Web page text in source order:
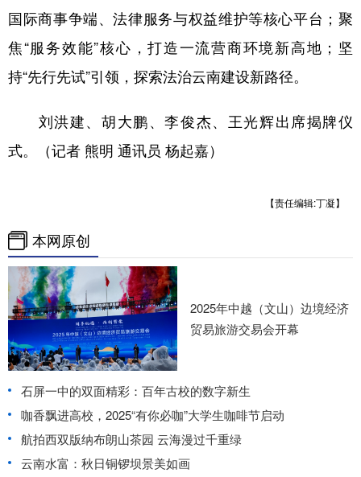
国际商事争端、法律服务与权益维护等核心平台；聚
焦“服务效能”核心，打造一流营商环境新高地；坚
持“先行先试”引领，探索法治云南建设新路径。
刘洪建、胡大鹏、李俊杰、王光辉出席揭牌仪
式。（记者 熊明 通讯员 杨起嘉）
【责任编辑:丁凝】
本网原创
2025年中越（文山）边境经济
贸易旅游交易会开幕
石屏一中的双面精彩：百年古校的数字新生
咖香飘进高校，2025“有你必咖”大学生咖啡节启动
航拍西双版纳布朗山茶园 云海漫过千重绿
云南水富：秋日铜锣坝景美如画